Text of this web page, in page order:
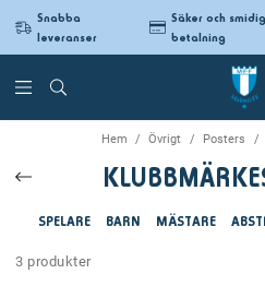
Snabba
leveranser
Säker och smidig
betalning
Hem Övrigt Posters
SPELARE BARN MÄSTARE
3 produkter